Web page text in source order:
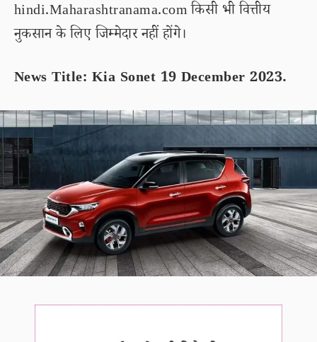
hindi.Maharashtranama.com किसी भी वित्तीय
नुकसान के लिए जिम्मेदार नहीं होंगे।
News Title: Kia Sonet 19 December 2023.